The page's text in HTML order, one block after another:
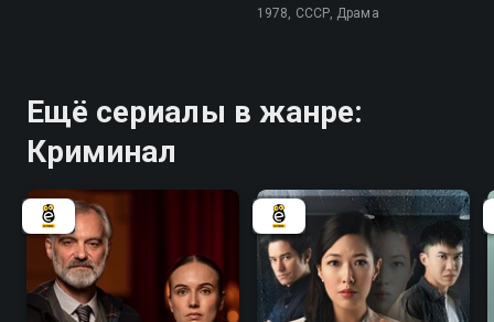
1978, СССР, Драма
Ещё сериалы в жанре:
Криминал